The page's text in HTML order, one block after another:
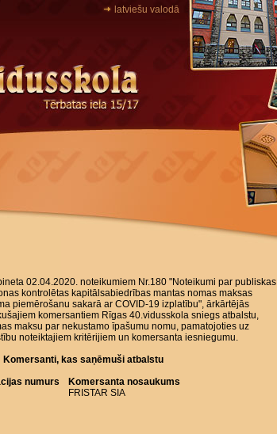
latviešu valodā
02.04.2020. noteikumiem Nr.180 "Noteikumi par publiskas
kontrolētas kapitālsabiedrības mantas nomas maksas
piemērošanu sakarā ar COVID-19 izplatību", ārkārtējās
komersantiem Rīgas 40.vidusskola sniegs atbalstu,
maksu par nekustamo īpašumu nomu, pamatojoties uz
noteiktajiem kritērijiem un komersanta iesniegumu.
Komersanti, kas saņēmuši atbalstu
numurs
Komersanta nosaukums
FRISTAR SIA